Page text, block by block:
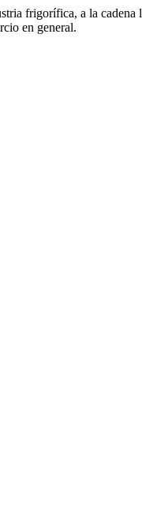
frigorífica, a la
en general.